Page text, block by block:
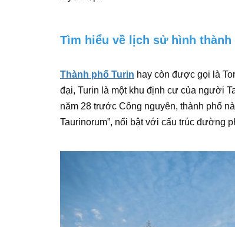
Tìm hiểu về lịch sử hình
Thành phố Turin hay còn được gọi là
đại, Turin là một khu định cư của người
năm 28 trước Công nguyên, thành phố
Taurinorum”, nổi bật với cấu trúc đường